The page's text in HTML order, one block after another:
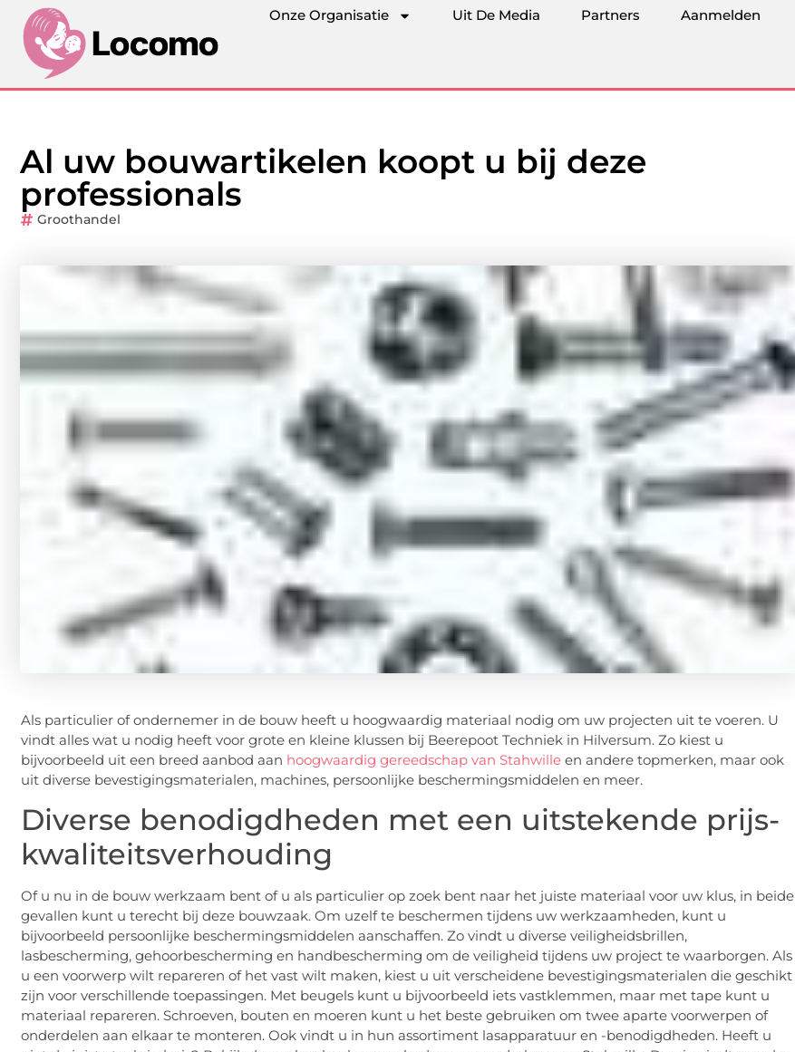
Onze Organisatie Uit De Media Partners Aanmelden
Al uw bouwartikelen koopt u bij deze
professionals
Groothandel
Als particulier of ondernemer in de bouw heeft u hoogwaardig materiaal nodig om uw projecten uit te voeren. U
vindt alles wat u nodig heeft voor grote en kleine klussen bij Beerepoot Techniek in Hilversum. Zo kiest u
bijvoorbeeld uit een breed aanbod aan hoogwaardig gereedschap van Stahwille en andere topmerken, maar ook
uit diverse bevestigingsmaterialen, machines, persoonlijke beschermingsmiddelen en meer.
Diverse benodigdheden met een uitstekende prijs-
kwaliteitsverhouding
Of u nu in de bouw werkzaam bent of u als particulier op zoek bent naar het juiste materiaal voor uw klus, in beide
gevallen kunt u terecht bij deze bouwzaak. Om uzelf te beschermen tijdens uw werkzaamheden, kunt u
bijvoorbeeld persoonlijke beschermingsmiddelen aanschaffen. Zo vindt u diverse veiligheidsbrillen,
lasbescherming, gehoorbescherming en handbescherming om de veiligheid tijdens uw project te waarborgen. Als
u een voorwerp wilt repareren of het vast wilt maken, kiest u uit verscheidene bevestigingsmaterialen die geschikt
zijn voor verschillende toepassingen. Met beugels kunt u bijvoorbeeld iets vastklemmen, maar met tape kunt u
materiaal repareren. Schroeven, bouten en moeren kunt u het beste gebruiken om twee aparte voorwerpen of
onderdelen aan elkaar te monteren. Ook vindt u in hun assortiment lasapparatuur en -benodigdheden. Heeft u